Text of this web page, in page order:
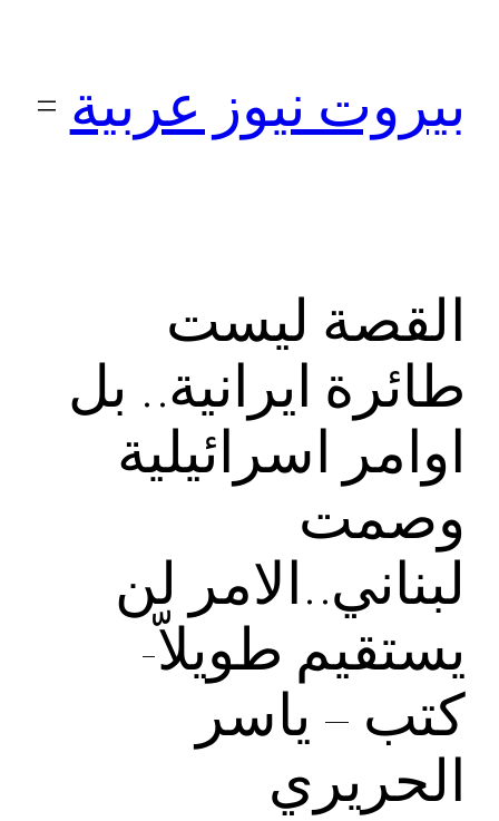
بيروت نيوز عربية
القصة ليست
طائرة ايرانية.. بل
اوامر اسرائيلية
وصمت
لبناني..الامر لن
يستقيم طويلاّ-
كتب – ياسر
الحريري